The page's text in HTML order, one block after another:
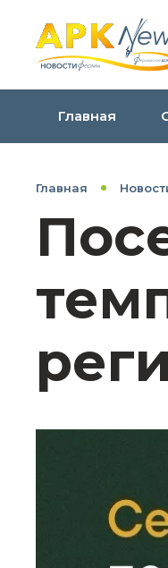
Главная
Главная